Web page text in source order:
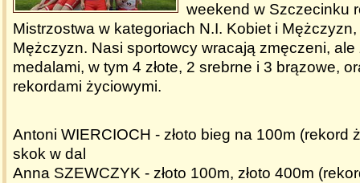
weekend w Szczecinku
Mistrzostwa w kategoriach N.I. Kobiet i
Mężczyzn. Nasi sportowcy wracają zmęczeni,
medalami, w tym 4 złote, 2 srebrne i 3 brązowe,
rekordami życiowymi.
Antoni WIERCIOCH - złoto bieg na 100m (rekord
skok w dal
Anna SZEWCZYK - złoto 100m, złoto 400m